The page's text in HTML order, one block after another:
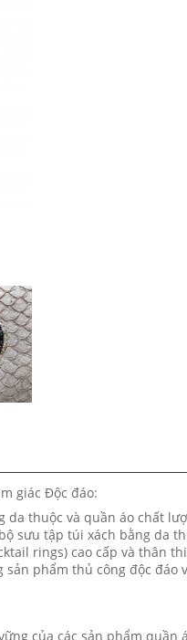
giác Độc đáo:
thuộc và quần áo chất
sưu tập túi xách bằng da
rings) cao cấp và thân
sản phẩm thủ công độc đáo
của các sản phẩm quần